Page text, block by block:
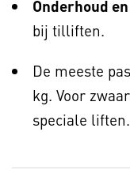
Onderhoud
bij tilliften.
De meeste
kg. Voor
speciale liften.